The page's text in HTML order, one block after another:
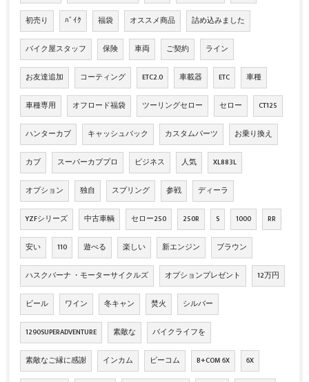
初売り ﾊﾞｲｸ 福袋 オススメ商品 詰め込みました
バイク屋スタッフ 保険 車両 ご契約 ライン
お友達追加 コーティング ETC2.0 車載器 ETC 車種
車種専用 オフロード福袋 ツーリングセロー セロー CT125
ハンターカブ キャッシュバック カスタムパーツ お乗り換え
カブ スーパーカブプロ ビジネス 人気 XL883L
オプション 独自 スプリング 参戦 ディーラ
YZFシリーズ 中古車輌 セロー250 250R S 1000 RR
安い 110 遊べる 楽しい 新エンジン ブラウン
ハスクバーナ ・モーターサイクルズ オプションプレゼント 12万円
ビール ワイン 冬キャン 焚火 シルバー
1290SUPERADVENTURE 素敵な バイクライフを
素敵なご縁に感謝 インカム ビーコム B+COM 6X 6X